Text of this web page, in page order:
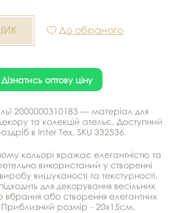
До обраного
Дізнатись оптову ціну
2000000310183 — матеріал для
та колекцій ательє. Доступний
в Inter Tex, SKU 332536.
кольорі вражає елегантністю та
використаний у створенні
вишуканості та текстурності.
для декорування весільних
вбрання або створення елегантних
розмір - 20х15см.